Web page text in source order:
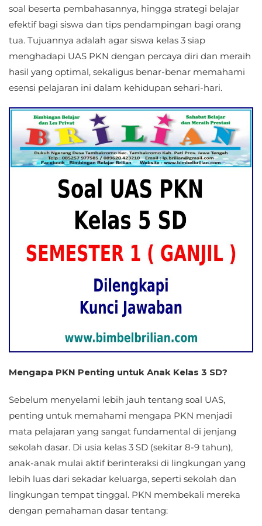
soal beserta pembahasannya, hingga strategi belajar
efektif bagi siswa dan tips pendampingan bagi orang
tua. Tujuannya adalah agar siswa kelas 3 siap
menghadapi UAS PKN dengan percaya diri dan meraih
hasil yang optimal, sekaligus benar-benar memahami
esensi pelajaran ini dalam kehidupan sehari-hari.
Mengapa PKN Penting untuk Anak Kelas 3 SD?
Sebelum menyelami lebih jauh tentang soal UAS,
penting untuk memahami mengapa PKN menjadi
mata pelajaran yang sangat fundamental di jenjang
sekolah dasar. Di usia kelas 3 SD (sekitar 8-9 tahun),
anak-anak mulai aktif berinteraksi di lingkungan yang
lebih luas dari sekadar keluarga, seperti sekolah dan
lingkungan tempat tinggal. PKN membekali mereka
dengan pemahaman dasar tentang: